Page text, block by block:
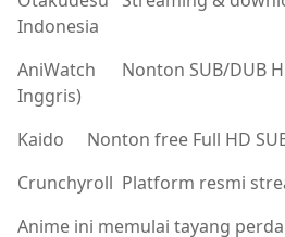
Indonesia
AniWatch
Nonton SUB/DUB
Inggris)
Kaido
Nonton free Full HD
Crunchyroll Platform resmi
Anime ini memulai tayang